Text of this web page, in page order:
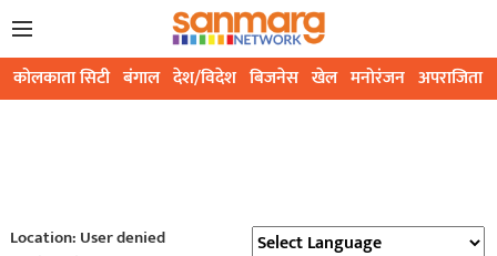
कोलकाता सिटी बंगाल देश/विदेश बिजनेस खेल मनोरंजन अपराजिता
Location: User denied